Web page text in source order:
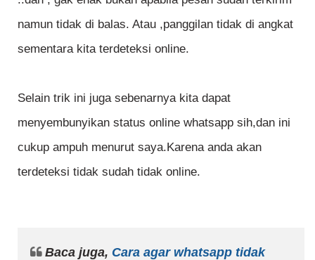
namun tidak di balas. Atau ,panggilan tidak di angkat
sementara kita terdeteksi online.
Selain trik ini juga sebenarnya kita dapat
menyembunyikan status online whatsapp sih,dan ini
cukup ampuh menurut saya.Karena anda akan
terdeteksi tidak sudah tidak online.
Baca juga, Cara agar whatsapp tidak